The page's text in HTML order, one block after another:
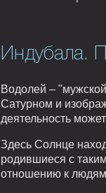
Индубала.
Водолей –
Сатурном и
деятельность
Здесь Солнце
родившиеся с
отношению к